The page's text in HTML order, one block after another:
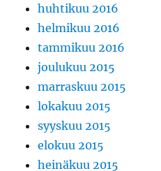
huhtikuu 2016
helmikuu 2016
tammikuu 2016
joulukuu 2015
marraskuu 2015
lokakuu 2015
syyskuu 2015
elokuu 2015
heinäkuu 2015